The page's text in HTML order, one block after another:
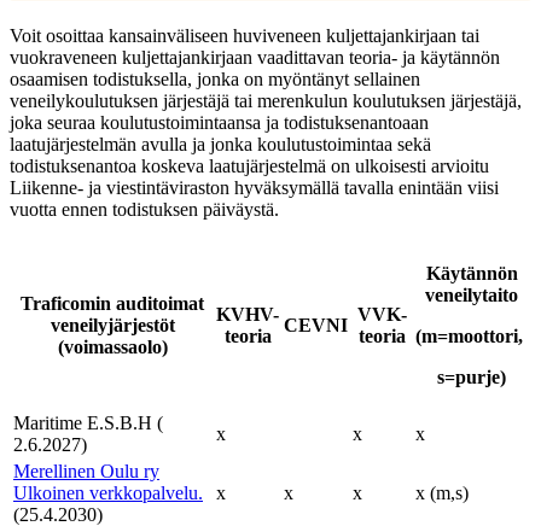
Voit osoittaa kansainväliseen huviveneen kuljettajankirjaan tai
vuokraveneen kuljettajankirjaan vaadittavan teoria- ja käytännön
osaamisen todistuksella, jonka on myöntänyt sellainen
veneilykoulutuksen järjestäjä tai merenkulun koulutuksen järjestäjä,
joka seuraa koulutustoimintaansa ja todistuksenantoaan
laatujärjestelmän avulla ja jonka koulutustoimintaa sekä
todistuksenantoa koskeva laatujärjestelmä on ulkoisesti arvioitu
Liikenne- ja viestintäviraston hyväksymällä tavalla enintään viisi
vuotta ennen todistuksen päiväystä.
Traficomin auditoimat
veneilyjärjestöt
(voimassaolo)
KVHV-
teoria
CEVNI
VVK-
teoria
Käytännön
veneilytaito
(m=moottori,
s=purje)
Maritime E.S.B.H (
2.6.2027)
x x
x
Merellinen Oulu ry
Ulkoinen verkkopalvelu.
(25.4.2030)
x x x x (m,s)